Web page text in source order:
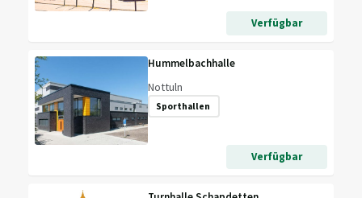
Verfügbar
Hummelbachhalle
Nottuln
Sporthallen
Verfügbar